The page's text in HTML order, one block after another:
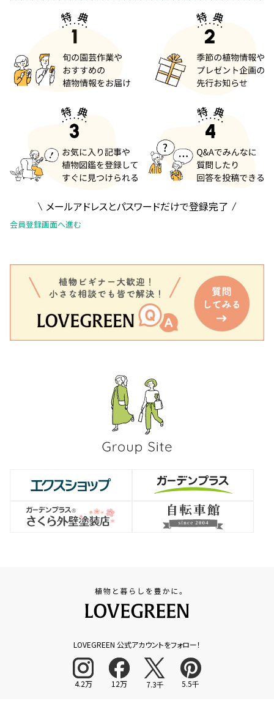
メールアドレスとパスワードだけで登録完了
会員登録画面へ進む
LOVEGREEN 公式アカウントをフォロー！
4.2万 12万 7.3千 5.5千